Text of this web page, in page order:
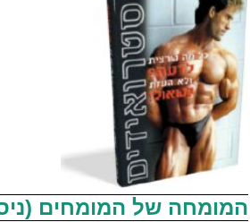
המומחה של המומחים